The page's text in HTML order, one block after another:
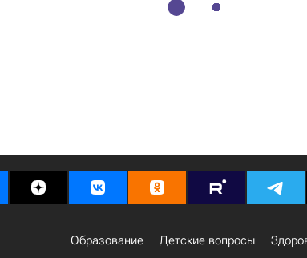
Образование Детские вопросы